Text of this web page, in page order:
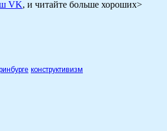
VK, и читайте больше хороших>
конструктивизм